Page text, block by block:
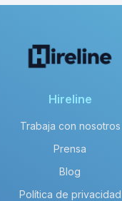
Hireline
Trabaja con nosotros
Prensa
Blog
Política de privacidad